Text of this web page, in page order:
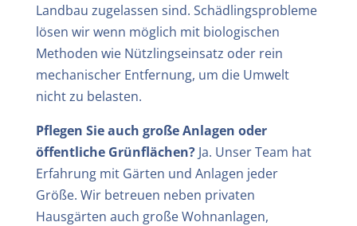
Landbau zugelassen sind. Schädlingsprobleme
lösen wir wenn möglich mit biologischen
Methoden wie Nützlingseinsatz oder rein
mechanischer Entfernung, um die Umwelt
nicht zu belasten.
Pflegen Sie auch große Anlagen oder
öffentliche Grünflächen?Ja. Unser Team hat
Erfahrung mit Gärten und Anlagen jeder
Größe. Wir betreuen neben privaten
Hausgärten auch große Wohnanlagen,